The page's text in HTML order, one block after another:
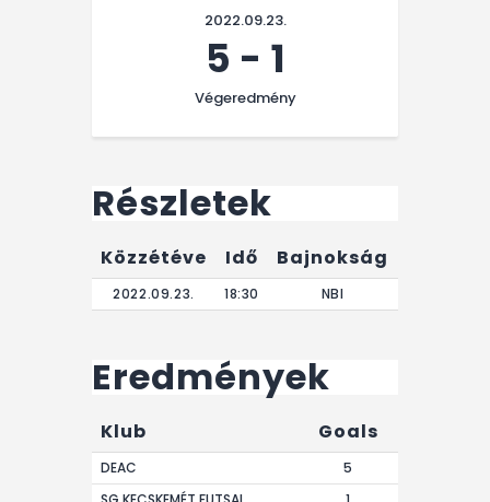
2022.09.23.
5 - 1
Végeredmény
Részletek
Közzétéve Idő Bajnokság
2022.09.23. 18:30 NBI
Eredmények
Klub Goals
DEAC
5